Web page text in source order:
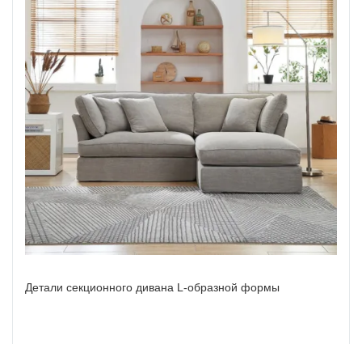
Детали секционного дивана L-образной формы